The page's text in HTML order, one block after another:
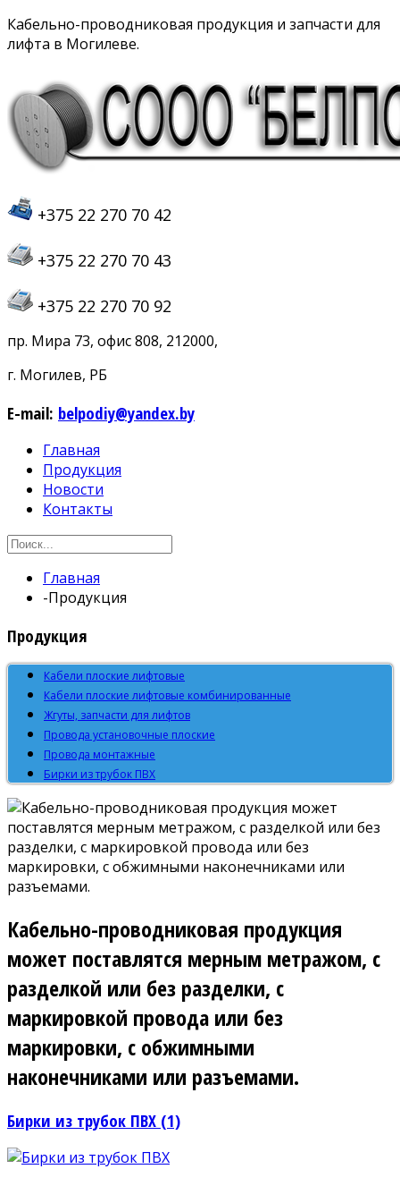
Кабельно-проводниковая продукция и запчасти для
лифта в Могилеве.
+375 22 270 70 42
+375 22 270 70 43
+375 22 270 70 92
пр. Мира 73, офис 808, 212000,
г. Могилев, РБ
E-mail: belpodiy@yandex.by
Главная
Продукция
Новости
Контакты
Главная
-Продукция
Продукция
Кабели плоские лифтовые
Кабели плоские лифтовые комбинированные
Жгуты, запчасти для лифтов
Провода установочные плоские
Провода монтажные
Бирки из трубок ПВХ
Кабельно-проводниковая продукция
может поставлятся мерным метражом, с
разделкой или без разделки, с
маркировкой провода или без
маркировки, с обжимными
наконечниками или разъемами.
Бирки из трубок ПВХ (1)